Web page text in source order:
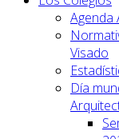
Agenda
Visado
Día